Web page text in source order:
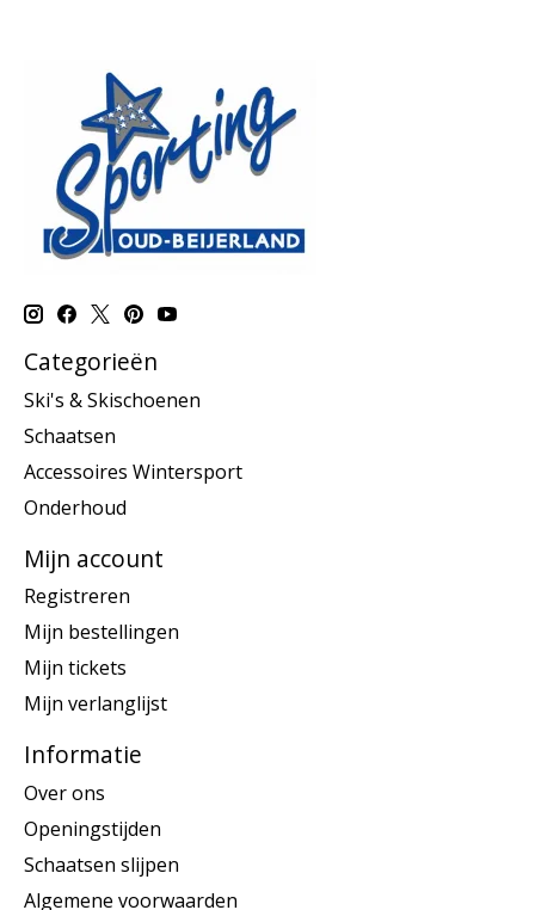
Categorieën
Ski's & Skischoenen
Schaatsen
Accessoires Wintersport
Onderhoud
Mijn account
Registreren
Mijn bestellingen
Mijn tickets
Mijn verlanglijst
Informatie
Over ons
Openingstijden
Schaatsen slijpen
Algemene voorwaarden